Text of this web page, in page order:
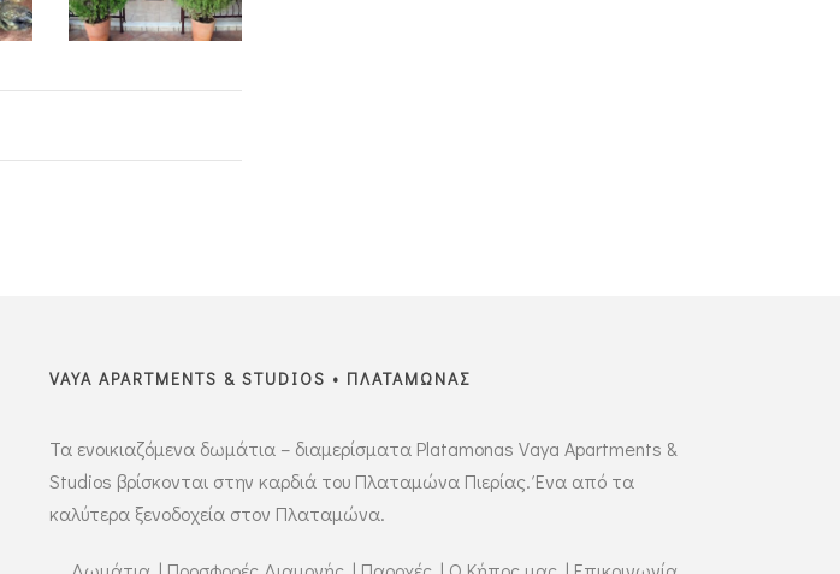
VAYA APARTMENTS & STUDIOS • ΠΛΑΤΑΜΩΝΑΣ
Τα ενοικιαζόμενα δωμάτια – διαμερίσματα Platamonas Vaya Apartments &
Studios βρίσκονται στην καρδιά του Πλαταμώνα Πιερίας. Ένα από τα
καλύτερα ξενοδοχεία στον Πλαταμώνα.